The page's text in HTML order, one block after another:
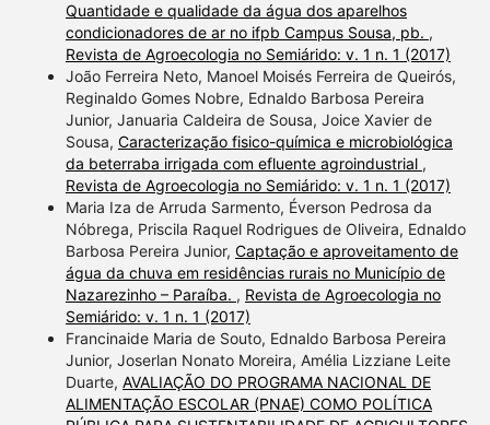
Quantidade e qualidade da água dos aparelhos
condicionadores de ar no ifpb Campus Sousa, pb. ,
Revista de Agroecologia no Semiárido: v. 1 n. 1 (2017)
João Ferreira Neto, Manoel Moisés Ferreira de Queirós,
Reginaldo Gomes Nobre, Ednaldo Barbosa Pereira
Junior, Januaria Caldeira de Sousa, Joice Xavier de
Sousa, Caracterização fisico-química e microbiológica
da beterraba irrigada com efluente agroindustrial ,
Revista de Agroecologia no Semiárido: v. 1 n. 1 (2017)
Maria Iza de Arruda Sarmento, Éverson Pedrosa da
Nóbrega, Priscila Raquel Rodrigues de Oliveira, Ednaldo
Barbosa Pereira Junior, Captação e aproveitamento de
água da chuva em residências rurais no Município de
Nazarezinho – Paraíba. , Revista de Agroecologia no
Semiárido: v. 1 n. 1 (2017)
Francinaide Maria de Souto, Ednaldo Barbosa Pereira
Junior, Joserlan Nonato Moreira, Amélia Lizziane Leite
Duarte, AVALIAÇÃO DO PROGRAMA NACIONAL DE
ALIMENTAÇÃO ESCOLAR (PNAE) COMO POLÍTICA